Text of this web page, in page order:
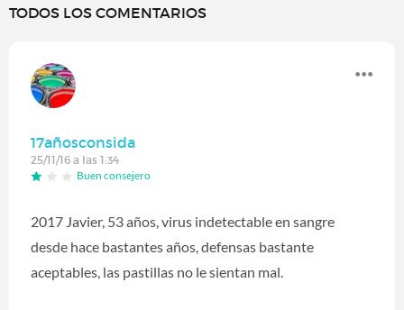
TODOS LOS COMENTARIOS
17añosconsida
25/11/16 a las 1:34
Buen consejero
2017 Javier, 53 años, virus indetectable en sangre
desde hace bastantes años, defensas bastante
aceptables, las pastillas no le sientan mal.